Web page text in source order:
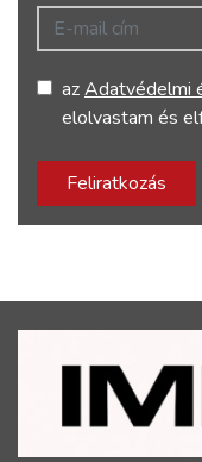
E-mail cím
azAdatvédelmi
elolvastam és
Feliratkozás